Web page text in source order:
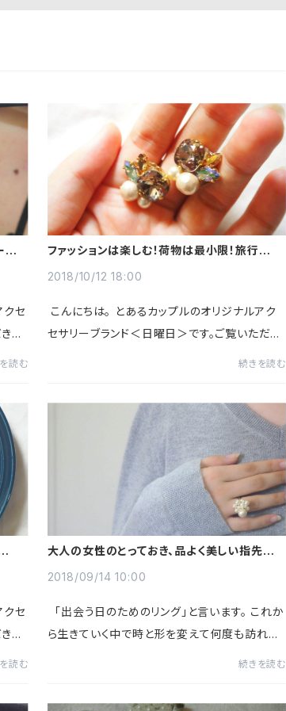
の
クセ
あ
性
読む
ファッションは楽しむ！荷物は最小限！旅行のお
2018/10/12 18:00
こんにちは。 とあるカップルのオリジナルアク
セサリーブランド＜日曜日＞です。ご覧いただき
ありがとうございます。 今回は旅行にぴったり
通...
続きを読む
大
クセ
あ
読む
大人の女性のとっておき、品よく美しい指先に
2018/09/14 10:00
「出会う日のためのリング」と言います。 これか
ら生きていく中で時と形を変えて何度も訪れる
で...
続きを読む